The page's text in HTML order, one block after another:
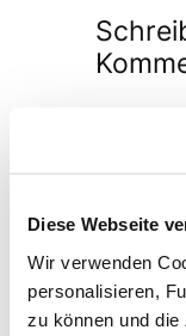
Diese Webseite
Wir verwenden
personalisieren,
zu können und
sind mit